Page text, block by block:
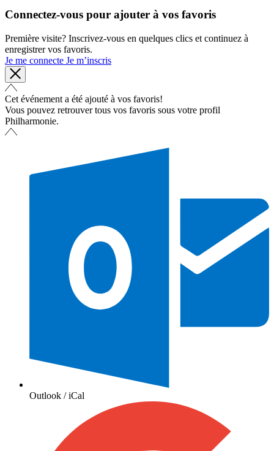
Connectez-vous pour ajouter à vos favoris
Première visite? Inscrivez-vous en quelques clics et continuez à
enregistrer vos favoris.
Je me connecte Je m’inscris
Cet événement a été ajouté à vos favoris!
Vous pouvez retrouver tous vos favoris sous votre profil
Philharmonie.
Outlook / iCal